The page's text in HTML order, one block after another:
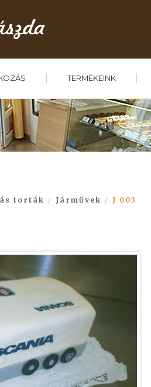
TERMÉKEINK
torták Járművek J 003